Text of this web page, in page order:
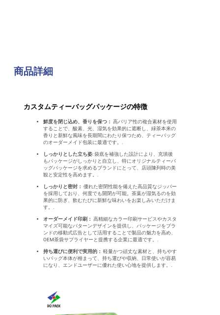
商品詳細
カスタムティーバッグパッケージの特徴
鮮度を閉じ込め、香りを保つ：
高バリア性の複合素材を使用
することで、酸素、光、湿気を効果的に遮断し、緑茶本来の
香りと新鮮な風味を長期間にわたり保つため、ティーバッグ
のオーダーメイド包装に最適です。.
しっかりとした立ち姿: 袋底を補強した設計により、充填後
もパッケージがしっかりと自立し、特にオリジナルティーバ
ッグパッケージを求めるブランドにとって、店頭陳列時の美
観と安定性を高めます。.
しっかりと密封： 優れた密閉性能を備えた高品質なジッパー
を採用しており、何度でも開閉が可能。茶葉が湿気るのを効
果的に防ぎ、飲むたびに新鮮な味わいをお楽しみいただけま
す。.
オーダーメイド印刷：
高精細なカラー印刷サービスやカスタ
マイズ可能なパターンデザインを提供し、パッケージをブラ
ンドの移動式広告として活用することで製品の魅力を高め、
OEM茶袋サプライヤーと提携する企業に最適です。.
持ち運びに便利で実用的： 軽量かつ頑丈な素材と、持ちやす
いバッグ本体が相まって、持ち運びや収納、日常使いが容易
になり、エンドユーザーに優れた使い心地を提供します。.